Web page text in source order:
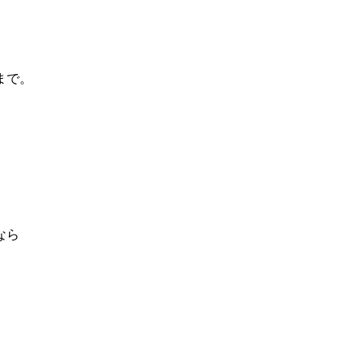
。
ら